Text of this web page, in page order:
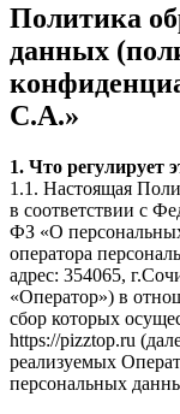
Политика
данных
С.А.»
1. Что регулирует
1.1. Настоящая
в соответствии с
ФЗ «О
оператора
адрес: 354065,
«Оператор») в
сбор которых
https://pizztop.ru
реализуемых
персональных